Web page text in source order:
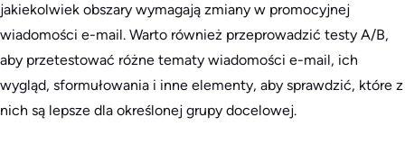
jakiekolwiek obszary wymagają zmiany w promocyjnej
wiadomości e-mail. Warto również przeprowadzić testy A/B,
aby przetestować różne tematy wiadomości e-mail, ich
wygląd, sformułowania i inne elementy, aby sprawdzić, które z
nich są lepsze dla określonej grupy docelowej.